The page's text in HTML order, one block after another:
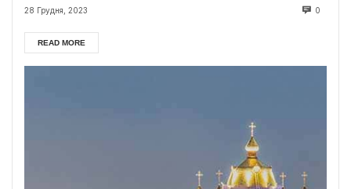
28 Грудня, 2023 0
READ MORE